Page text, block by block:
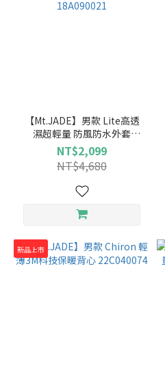
【Mt.JADE】男款 Lite高透
濕超輕量 防風防水外套
18A090021
NT$2,099
NT$4,680
新品上市